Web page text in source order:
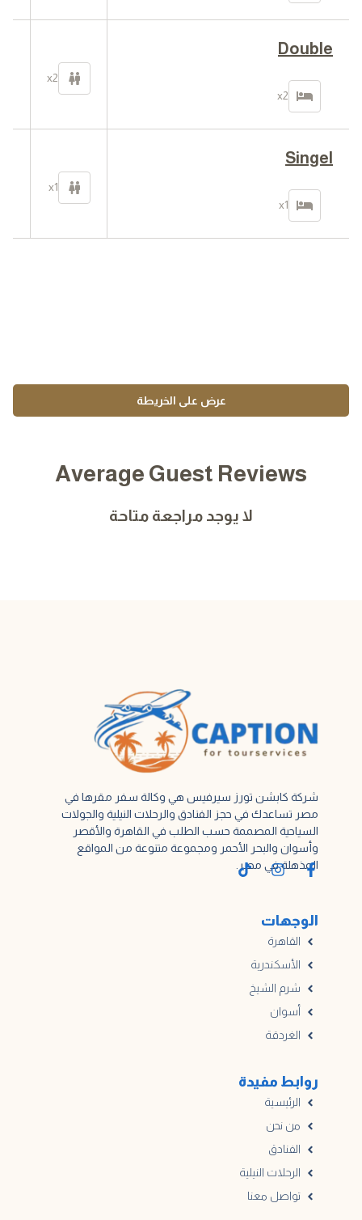
Double
x2
x2
Singel
x1
x1
عرض على الخريطة
Average Guest Reviews
لا يوجد مراجعة متاحة
شركة كابشن تورز سيرفيس هي وكالة سفر مقرها في
مصر تساعدك في حجز الفنادق والرحلات النيلية والجولات
السياحية المصممة حسب الطلب في القاهرة والأقصر
وأسوان والبحر الأحمر ومجموعة متنوعة من المواقع
المذهلة في مصر.
روابط مفيدة
الرئيسية
من نحن
الفنادق
الرحلات النيلية
تواصل معنا
الوجهات
القاهرة
الأسكندرية
شرم الشيخ
أسوان
الغردقة